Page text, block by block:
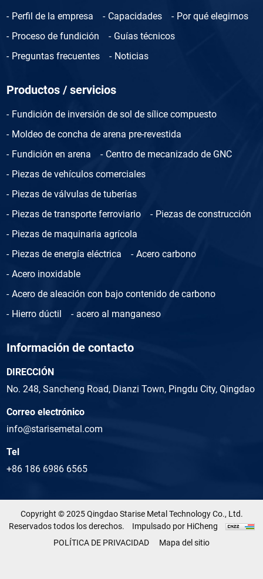
Perfil de la empresa Capacidades
Por qué elegirnos
Proceso de fundición
Guías técnicos
Preguntas frecuentes
Noticias
Productos / servicios
Fundición de inversión de sol de sílice compuesto
Moldeo de concha de arena pre-revestida
Fundición en arena
Centro de mecanizado de GNC
Piezas de vehículos comerciales
Piezas de válvulas de tuberías
Piezas de transporte ferroviario
Piezas de construcción
Piezas de maquinaria agrícola
Piezas de energía eléctrica
Acero carbono
Acero inoxidable
Acero de aleación con bajo contenido de carbono
Hierro dúctil
acero al manganeso
Información de contacto
DIRECCIÓN
No. 248, Sancheng Road, Dianzi Town, Pingdu City, Qingdao
Correo electrónico
info@starisemetal.com
Tel
+86 186 6986 6565
Copyright © 2025 Qingdao Starise Metal Technology Co., Ltd.
Reservados todos los derechos.
Impulsado por HiCheng
POLÍTICA DE PRIVACIDAD
Mapa del sitio